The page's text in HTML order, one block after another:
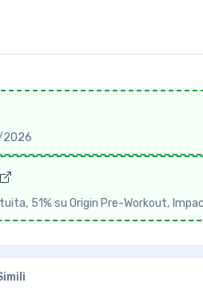
2026
51% su Origin Pre-Workout,